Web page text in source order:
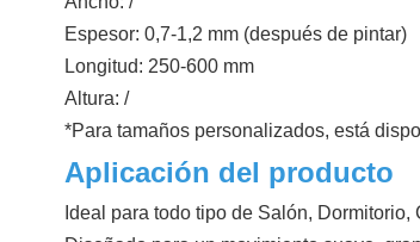
Espesor: 0,7-1,2 mm (después de pintar)
Longitud: 250-600 mm
Altura: /
*Para tamaños personalizados, está
Aplicación del producto
Ideal para todo tipo de Salón, Dormitorio,